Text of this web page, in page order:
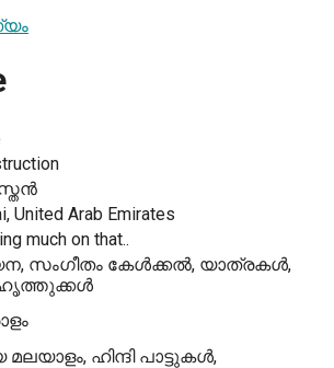
United Arab Emirates
much on that..
സംഗീതം കേള്‍ക്കല്‍, യാത്രകള്‍,
ഹിന്ദി പാട്ടുകള്‍,